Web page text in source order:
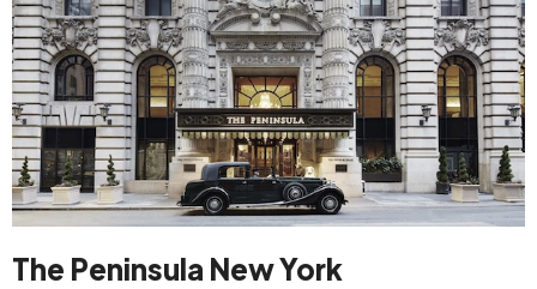
The Peninsula New York